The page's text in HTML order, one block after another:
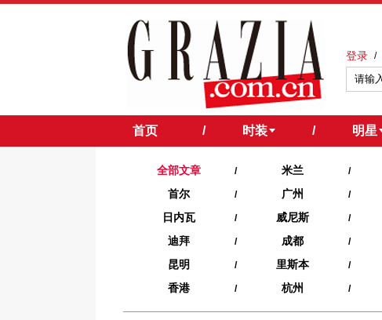
登录 /
首页 / 时装 / 明星
全部文章 / 米兰 /
首尔 / 广州 /
日内瓦 / 威尼斯 /
迪拜 / 成都 /
昆明 / 里斯本 /
香港 / 杭州 /